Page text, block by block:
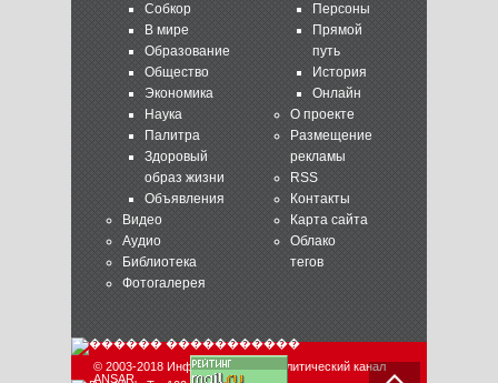
Собкор
В мире
Образование
Общество
Экономика
Наука
Палитра
Здоровый
образ жизни
Объявления
Видео
Аудио
Библиотека
Фотогалерея
Персоны
Прямой
путь
История
Онлайн
О проекте
Размещение
рекламы
RSS
Контакты
Карта сайта
Облако
тегов
© 2003-2018 Информационно-аналитический канал
ANSAR